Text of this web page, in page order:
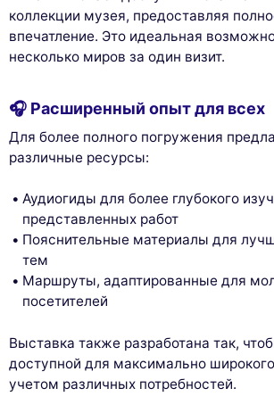
коллекции музея, предоставляя
впечатление. Это идеальная
несколько миров за один визит.
🎧 Расширенный опыт для всех
Для более полного погружения
различные ресурсы:
Аудиогиды для более глубокого
представленных работ
Пояснительные материалы для
тем
Маршруты, адаптированные для
посетителей
Выставка также разработана так,
доступной для максимально
учетом различных потребностей.